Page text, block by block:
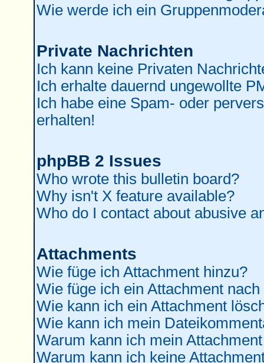
Wie werde ich ein
Private Nachrichten
Ich kann keine Privaten
Ich erhalte dauernd ungewollte
Ich habe eine Spam- oder
erhalten!
phpBB 2 Issues
Who wrote this bulletin board?
Why isn't X feature available?
Who do I contact about abusive
Attachments
Wie füge ich Attachment hinzu?
Wie füge ich ein Attachment
Wie kann ich ein Attachment
Wie kann ich mein
Warum kann ich mein
Warum kann ich keine